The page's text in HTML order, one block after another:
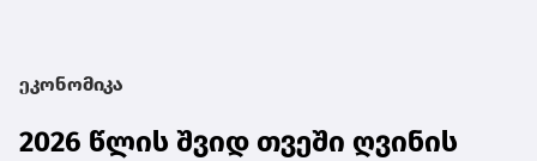
ეკონომიკა
2026 წლის შვიდ თვეში ღვინის